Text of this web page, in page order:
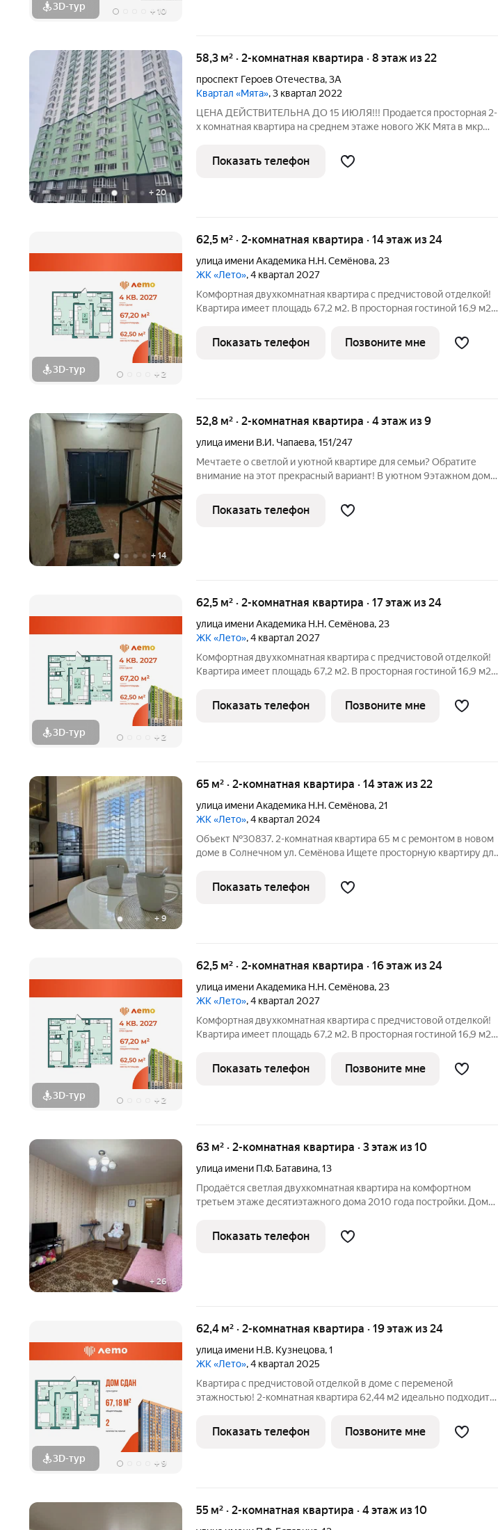
3D-тур + 10
+ 20
58,3 м² · 2-комнатная квартира · 8 этаж из 22
проспект Героев Отечества,3А
Квартал «Мята», 3 квартал 2022
ЦЕНА ДЕЙСТВИТЕЛЬНА ДО 15 ИЮЛЯ!!! Продается просторная 2-
х комнатная квартира на среднем этаже нового ЖК Мята в мкр
индивидуальными тепловыми счетчиками, имеется два
современных бесшумных лифта,
Показать телефон
3D-тур + 2
62,5 м² · 2-комнатная квартира · 14 этаж из 24
улица имени Академика Н.Н. Семёнова, 23
ЖК «Лето», 4 квартал 2027
Комфортная двухкомнатная квартира с предчистовой отделкой!
Квартира имеет площадь 67,2 м2. В просторная гостиной 16,9 м2
выходом на лоджию с панорамным остеклением позволит
разместить
Показать телефон Позвоните мне
+ 14
52,8 м² · 2-комнатная квартира · 4 этаж из 9
улица имени В.И. Чапаева,151/247
Мечтаете о светлой и уютной квартире для семьи? Обратите
внимание на этот прекрасный вариант! В уютном 9этажном доме
продаётся просторная двухкомнатная квартира площадью 53 кв.
м. Она
Показать телефон
3D-тур + 2
62,5 м² · 2-комнатная квартира · 17 этаж из 24
улица имени Академика Н.Н. Семёнова, 23
ЖК «Лето», 4 квартал 2027
Комфортная двухкомнатная квартира с предчистовой отделкой!
Квартира имеет площадь 67,2 м2. В просторная гостиной 16,9 м2
выходом на лоджию с панорамным остеклением позволит
разместить
Показать телефон Позвоните мне
+9
65 м² · 2-комнатная квартира · 14 этаж из 22
улица имени Академика Н.Н. Семёнова, 21
ЖК «Лето», 4 квартал 2024
Объект №30837. 2-комнатная квартира 65 м с ремонтом в новом
доме в Солнечном ул. Семёнова Ищете просторную квартиру для
вложений? Предлагаю светлую 2-комнатную квартиру в одном из
самых
Показать телефон
3D-тур + 2
62,5 м² · 2-комнатная квартира · 16 этаж из 24
улица имени Академика Н.Н. Семёнова, 23
ЖК «Лето», 4 квартал 2027
Комфортная двухкомнатная квартира с предчистовой отделкой!
Квартира имеет площадь 67,2 м2. В просторная гостиной 16,9 м2
выходом на лоджию с панорамным остеклением позволит
разместить
Показать телефон Позвоните мне
+26
63 м² · 2-комнатная квартира · 3 этаж из 10
улица имени П.Ф. Батавина,13
Продаётся светлая двухкомнатная квартира на комфортном
третьем этаже десятиэтажного дома 2010 года постройки. Дом
Квартира не угловая, не торцевая находится в середине здания,
что гарантирует
Показать телефон
3D-тур + 9
62,4 м² · 2-комнатная квартира · 19 этаж из 24
улица имени Н.В. Кузнецова,1
ЖК «Лето», 4 квартал 2025
Квартира с предчистовой отделкой в доме с переменой
этажностью! 2-комнатная квартира 62,44 м2 идеально подходит
необходимую технику и гарнитур, а на лоджии с панорамным
остеклением можно
Показать телефон Позвоните мне
55 м² · 2-комнатная квартира · 4 этаж из 10